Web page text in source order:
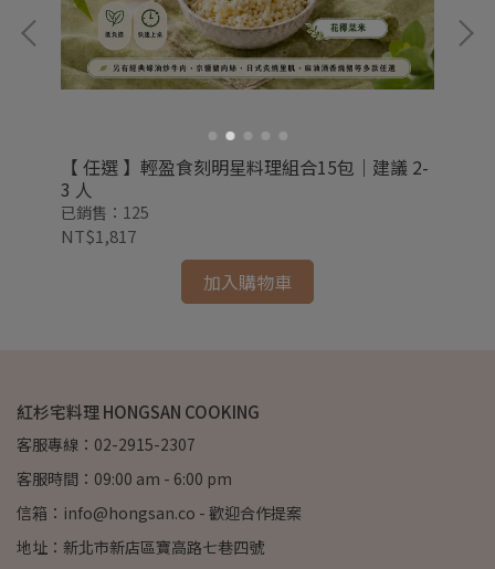
【 任選 】輕盈食刻明星料理組合15包｜建議 2-
3 人
已銷售：125
NT$1,817
加入購物車
紅杉宅料理 HONGSAN COOKING
客服專線：02-2915-2307
客服時間：09:00 am - 6:00 pm
信箱：info@hongsan.co - 歡迎合作提案
地址：新北市新店區寶高路七巷四號